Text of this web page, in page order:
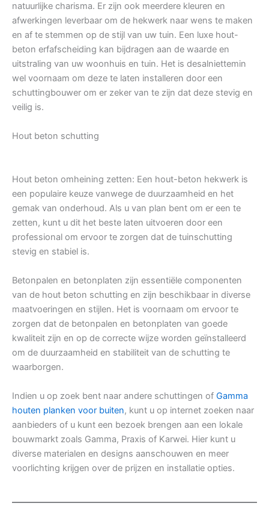
natuurlijke charisma. Er zijn ook meerdere kleuren en
afwerkingen leverbaar om de hekwerk naar wens te maken
en af te stemmen op de stijl van uw tuin. Een luxe hout-
beton erfafscheiding kan bijdragen aan de waarde en
uitstraling van uw woonhuis en tuin. Het is desalniettemin
wel voornaam om deze te laten installeren door een
schuttingbouwer om er zeker van te zijn dat deze stevig en
veilig is.
Hout beton schutting
Hout beton omheining zetten: Een hout-beton hekwerk is
een populaire keuze vanwege de duurzaamheid en het
gemak van onderhoud. Als u van plan bent om er een te
zetten, kunt u dit het beste laten uitvoeren door een
professional om ervoor te zorgen dat de tuinschutting
stevig en stabiel is.
Betonpalen en betonplaten zijn essentiële componenten
van de hout beton schutting en zijn beschikbaar in diverse
maatvoeringen en stijlen. Het is voornaam om ervoor te
zorgen dat de betonpalen en betonplaten van goede
kwaliteit zijn en op de correcte wijze worden geïnstalleerd
om de duurzaamheid en stabiliteit van de schutting te
waarborgen.
Indien u op zoek bent naar andere schuttingen of Gamma
houten planken voor buiten, kunt u op internet zoeken naar
aanbieders of u kunt een bezoek brengen aan een lokale
bouwmarkt zoals Gamma, Praxis of Karwei. Hier kunt u
diverse materialen en designs aanschouwen en meer
voorlichting krijgen over de prijzen en installatie opties.